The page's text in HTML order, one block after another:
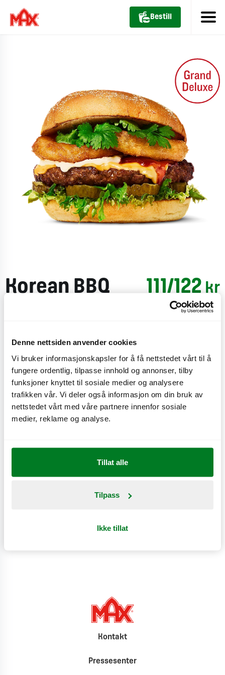
Denne nettsiden anvender cookies
Vi bruker informasjonskapsler for å få nettstedet vårt til å
fungere ordentlig, tilpasse innhold og annonser, tilby
funksjoner knyttet til sosiale medier og analysere
trafikken vår. Vi deler også informasjon om din bruk av
nettstedet vårt med våre partnere innenfor sosiale
medier, reklame og analyse.
Tillat alle
Tilpass
Ikke tillat
Bestill
Korean BBQ
111/122 kr
En smakfullburgerlaget av norsk
cheddarsmelteost løkringer
majones
, salt agurk isbergsalat
koriander,
omsluttet
av et gyllenristet Friscobrød .
CO2e 3,6 kg
Kontakt
Pressesenter